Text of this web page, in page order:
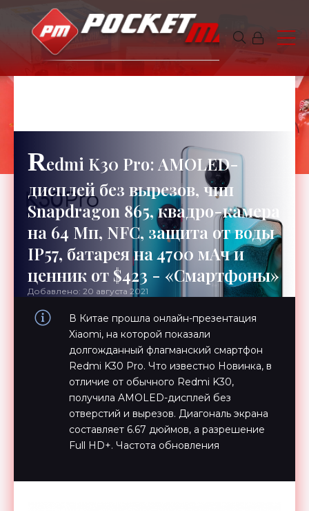
741
Redmi K30 Pro: AMOLED-
дисплей без вырезов, чип
Snapdragon 865, квадро-камера
на 64 Мп, NFC, защита от воды
IP57, батарея на 4700 мАч и
ценник от $423 - «Смартфоны»
Добавлено: 20 августа 2021
В Китае прошла онлайн-презентация
Xiaomi, на которой показали
долгожданный флагманский смартфон
Redmi K30 Pro. Что известно Новинка, в
отличие от обычного Redmi K30,
получила AMOLED-дисплей без
отверстий и вырезов. Диагональ экрана
составляет 6.67 дюймов, а разрешение
Full HD+. Частота обновления